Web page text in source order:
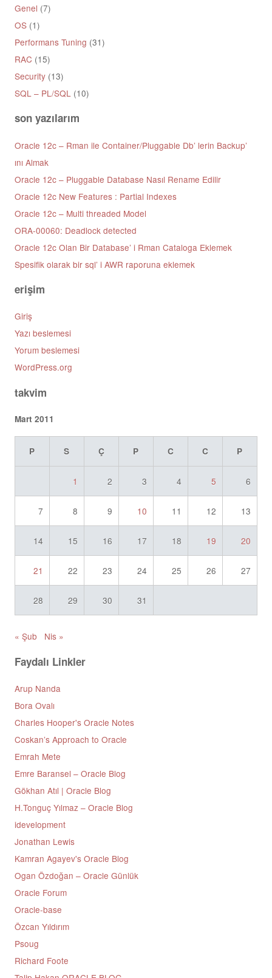
Genel (7)
OS(1)
Performans Tuning (31)
RAC (15)
Security(13)
SQL – PL/SQL (10)
son yazılarım
Oracle 12c – Rman ile Container/Pluggable Db’ lerin Backup’
ını Almak
Oracle 12c – Pluggable Database Nasıl Rename Edilir
Oracle 12c New Features : Partial Indexes
Oracle 12c – Multi threaded Model
ORA-00060: Deadlock detected
Oracle 12c Olan Bir Database’ i Rman Cataloga Eklemek
Spesifik olarak bir sql’ i AWR raporuna eklemek
erişim
Giriş
Yazı beslemesi
Yorum beslemesi
WordPress.org
takvim
Mart 2011
P S Ç P C C P
1 2 3 4 5 6
7 8 9 10 11 12 13
14 15 16 17 18 19 20
21 22 23 24 25 26 27
28 29 30 31
« Şub Nis »
Faydalı Linkler
Arup Nanda
Bora Ovalı
Charles Hooper's Oracle Notes
Coskan’s Approach to Oracle
Emrah Mete
Emre Baransel – Oracle Blog
Gökhan Atıl | Oracle Blog
H.Tonguç Yılmaz – Oracle Blog
idevelopment
Jonathan Lewis
Kamran Agayev's Oracle Blog
Ogan Özdoğan – Oracle Günlük
Oracle Forum
Oracle-base
Özcan Yıldırım
Psoug
Richard Foote